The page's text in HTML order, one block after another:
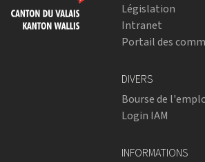
Législation
Intranet
Portail des
DIVERS
Bourse de
Login IAM
INFORMATIONS